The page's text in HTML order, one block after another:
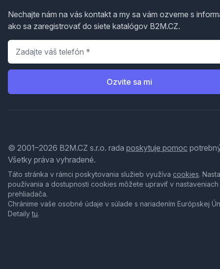
Nechajte nám na vás kontakt a my sa vám ozveme s
ako sa zaregistrovať do siete katalógov B2M.CZ.
Telefón
Ozvite sa mi
© 2001–2026 B2M.CZ s.r.o. rada poskytuje pomoc
Všetky práva vyhradené.
Táto stránka v rámci poskytovania služieb využíva cookies.
používania a dostupnosti cookies môžete upraviť v nastaveniach
prehliadača.
Chránime vaše osobné údaje v súlade s nariadením Európskej
Detailytu.